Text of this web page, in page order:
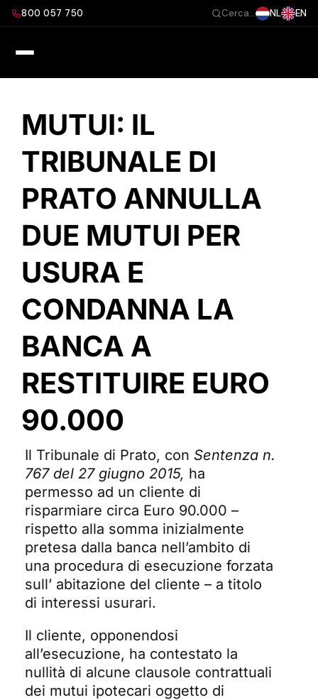
Salta800 057 750 Cerca... NL EN
MUTUI: IL
TRIBUNALE DI
PRATO ANNULLA
DUE MUTUI PER
USURA E
CONDANNA LA
BANCA A
RESTITUIRE EURO
90.000
Il Tribunale di Prato, con Sentenza n.
767 del 27 giugno 2015, ha
permesso ad un cliente di
risparmiare circa Euro 90.000 –
rispetto alla somma inizialmente
pretesa dalla banca nell’ambito di
una procedura di esecuzione forzata
sull’ abitazione del cliente – a titolo
di interessi usurari.
Il cliente, opponendosi
all’esecuzione, ha contestato la
nullità di alcune clausole contrattuali
dei mutui ipotecari oggetto di